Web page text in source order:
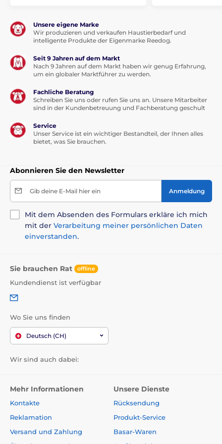
Unsere eigene Marke
Wir produzieren und verkaufen Haustierbedarf und
intelligente Produkte der Eigenmarke Reedog.
Seit 9 Jahren auf dem Markt
Nach 9 Jahren auf dem Markt haben wir genug Erfahrung,
um ein globaler Marktführer zu werden.
Fachliche Beratung
Schreiben Sie uns oder rufen Sie uns an. Unsere Mitarbeiter
sind in der Kundenbetreuung und Fachberatung geschult
Service
Unser Service ist ein wichtiger Bestandteil, der Ihnen alles
bietet, was Sie brauchen.
Abonnieren Sie den Newsletter
Gib deine E-Mail hier ein Anmeldung
Mit dem Absenden des Formulars erkläre ich mich
mit der Verarbeitung meiner persönlichen Daten
einverstanden.
Sie brauchen Rat offline
Kundendienst ist verfügbar
Wo Sie uns finden
Deutsch (CH)
Wir sind auch dabei:
Mehr Informationen
Kontakte
Reklamation
Versand und Zahlung
Unsere Dienste
Rücksendung
Produkt-Service
Basar-Waren